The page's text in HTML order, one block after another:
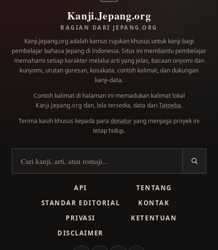
Kanji.Jepang.org
BAGIAN DARI JEPANG.ORG
Kanji.Jepang.org adalah kamus rujukan khusus untuk kanji bagi
pembelajar bahasa Jepang di Indonesia. Situs ini membantu pembelajar
memahami setiap karakter melalui arti yang jelas, bacaan onyomi dan
kunyomi, urutan goresan, kosakata, contoh kalimat, dan dukungan
kanji-data.
Contoh kalimat di halaman ini memadukan kalimat lokal
Kanji.Jepang.org dan, bila tersedia, data dari Tatoeba.
Terima kasih khusus kepada para donaturyang menjaga proyek ini
tetap hidup.
Cari kanji
API
TENTANG
STANDAR EDITORIAL
KONTAK
PRIVASI
KETENTUAN
DISCLAIMER